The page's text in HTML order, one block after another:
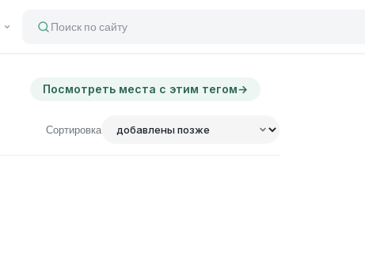
Поиск по сайту
Посмотреть места с этим тегом→
Сортировка